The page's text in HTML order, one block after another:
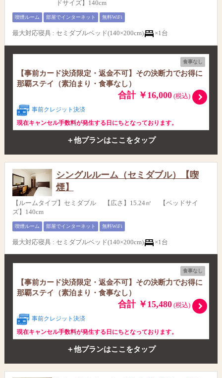
ドサイズ】140cm
喫煙ルーム 部屋でインターネット 無料WiFi
最大対応寝具 : セミダブルベッド(140×200cm) ×1台
食事なし
【事前カード決済限定・返金不可】その決断力でお得に
那覇ステイ（素泊まり・食事なし）
合計 ￥16,000(税込)
事前クレジット決済
現在キャンセル手数料が発生する日にちとなっております。
＋他プランはここをタップ
シングルルーム（セミダブル）【喫
煙】
【ルームタイプ】セミダブル 【広さ】15.24㎡ 【ベッドサイ
ズ】140cm
喫煙ルーム 部屋でインターネット 無料WiFi
最大対応寝具 : セミダブルベッド(140×200cm) ×1台
食事なし
【事前カード決済限定・返金不可】その決断力でお得に
那覇ステイ（素泊まり・食事なし）
合計 ￥15,480(税込)
事前クレジット決済
現在キャンセル手数料が発生する日にちとなっております。
＋他プランはここをタップ